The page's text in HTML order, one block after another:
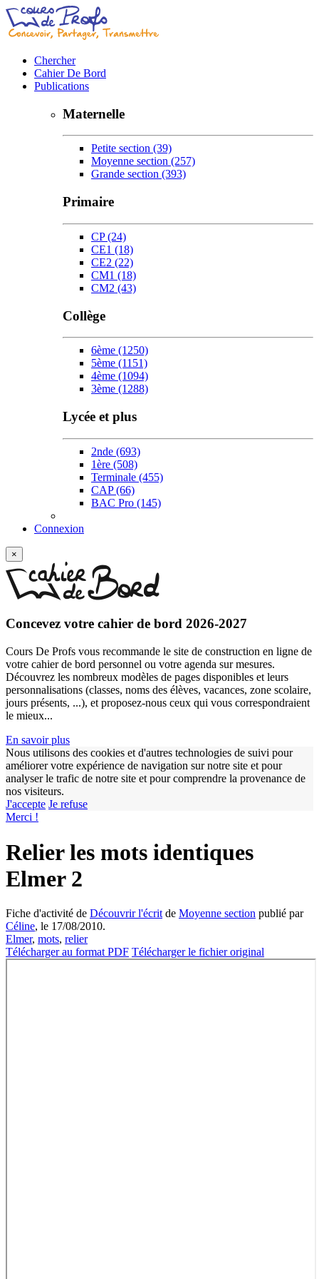
Chercher
Cahier De Bord
Publications
Maternelle
Petite section (39)
Moyenne section (257)
Grande section (393)
Primaire
CP(24)
CE1 (18)
CE2 (22)
CM1 (18)
CM2 (43)
Collège
6ème (1250)
5ème (1151)
4ème (1094)
3ème (1288)
Lycée et plus
2nde (693)
1ère (508)
Terminale (455)
CAP(66)
BAC Pro (145)
Connexion
×
Concevez votre cahier de bord 2026-2027
Cours De Profs vous recommande le site de construction en ligne de
votre cahier de bord personnel ou votre agenda sur mesures.
Découvrez les nombreux modèles de pages disponibles et leurs
personnalisations (classes, noms des élèves, vacances, zone scolaire,
jours présents, ...), et proposez-nous ceux qui vous correspondraient
le mieux...
En savoir plus
Nous utilisons des cookies et d'autres technologies de suivi pour
améliorer votre expérience de navigation sur notre site et pour
analyser le trafic de notre site et pour comprendre la provenance de
nos visiteurs.
J'accepte Je refuse
Merci !
Relier les mots identiques
Elmer 2
Fiche d'activité de Découvrir l'écrit de Moyenne section publié par
Céline, le 17/08/2010.
Elmer, mots, relier
Télécharger au format PDF Télécharger le fichier original